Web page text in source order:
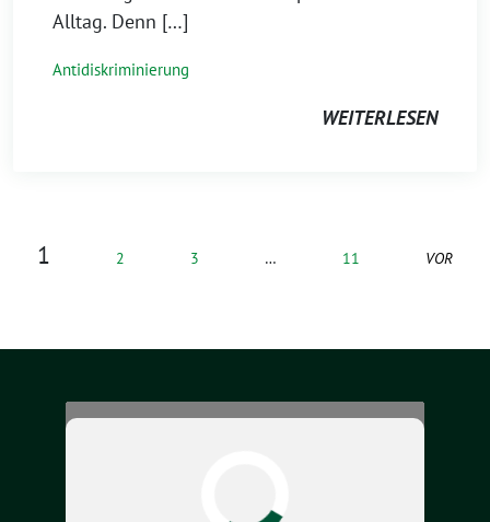
Alltag. Denn […]
Antidiskriminierung
WEITERLESEN
1 2 3 … 11 VOR